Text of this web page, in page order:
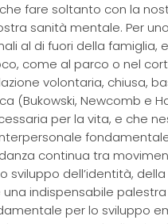
che fare soltanto con la
sanità mentale. Per
al di fuori della
come al parco o nel
volontaria, chiusa,
(Bukowski, Newcomb e
per la vita, e che
continua tra
sviluppo dell’identità,
una indispensabile
per lo sviluppo